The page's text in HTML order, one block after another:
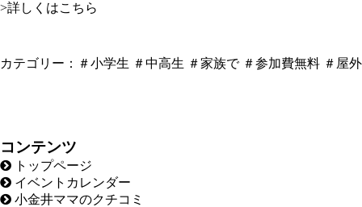
>詳しくはこちら
カテゴリー： ＃小学生 ＃中高生 ＃家族で ＃参加費無料 ＃屋外
コンテンツ
トップページ
イベントカレンダー
小金井ママのクチコミ